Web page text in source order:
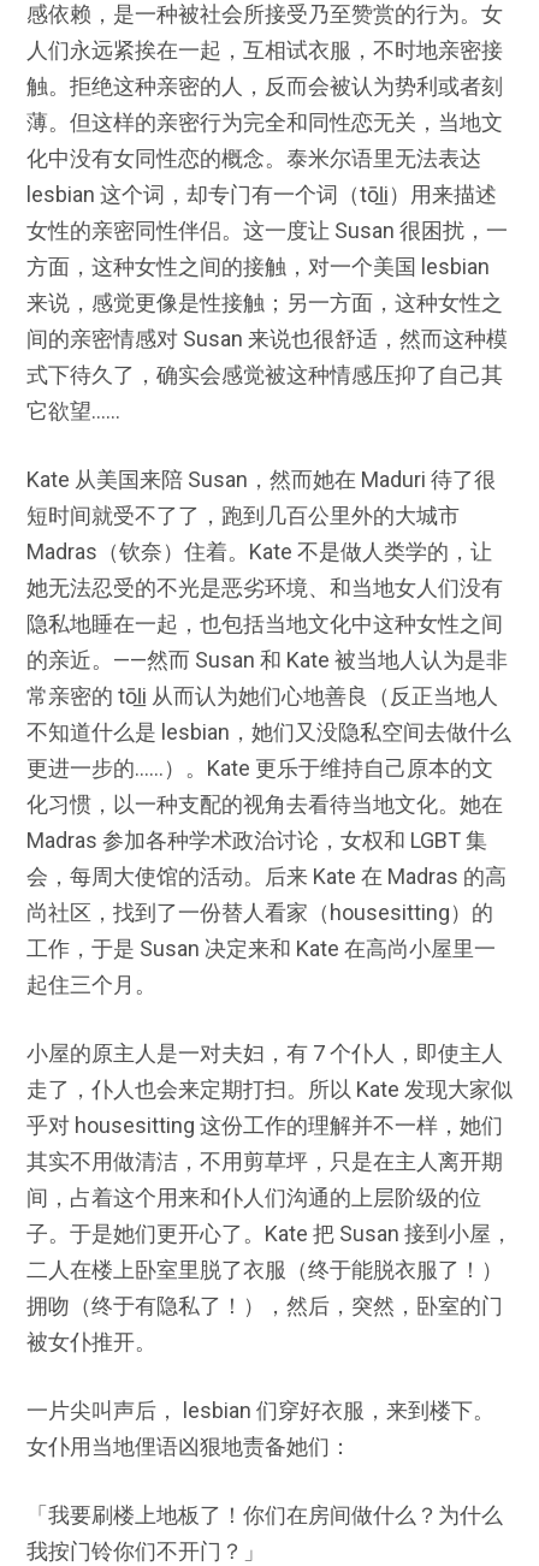
感依赖，是一种被社会所接受乃至赞赏的行为。女
人们永远紧挨在一起，互相试衣服，不时地亲密接
触。拒绝这种亲密的人，反而会被认为势利或者刻
薄。但这样的亲密行为完全和同性恋无关，当地文
化中没有女同性恋的概念。泰米尔语里无法表达
lesbian 这个词，却专门有一个词（tōl̲i）用来描述
女性的亲密同性伴侣。这一度让 Susan 很困扰，一
方面，这种女性之间的接触，对一个美国 lesbian
来说，感觉更像是性接触；另一方面，这种女性之
间的亲密情感对 Susan 来说也很舒适，然而这种模
式下待久了，确实会感觉被这种情感压抑了自己其
它欲望……
Kate 从美国来陪 Susan，然而她在 Maduri 待了很
短时间就受不了了，跑到几百公里外的大城市
Madras（钦奈）住着。Kate 不是做人类学的，让
她无法忍受的不光是恶劣环境、和当地女人们没有
隐私地睡在一起，也包括当地文化中这种女性之间
的亲近。——然而 Susan 和 Kate 被当地人认为是非
常亲密的 tōl̲i 从而认为她们心地善良（反正当地人
不知道什么是 lesbian，她们又没隐私空间去做什么
更进一步的……）。Kate 更乐于维持自己原本的文
化习惯，以一种支配的视角去看待当地文化。她在
Madras 参加各种学术政治讨论，女权和 LGBT 集
会，每周大使馆的活动。后来 Kate 在 Madras 的高
尚社区，找到了一份替人看家（housesitting）的
工作，于是 Susan 决定来和 Kate 在高尚小屋里一
起住三个月。
小屋的原主人是一对夫妇，有 7 个仆人，即使主人
走了，仆人也会来定期打扫。所以 Kate 发现大家似
乎对 housesitting 这份工作的理解并不一样，她们
其实不用做清洁，不用剪草坪，只是在主人离开期
间，占着这个用来和仆人们沟通的上层阶级的位
子。于是她们更开心了。Kate 把 Susan 接到小屋，
二人在楼上卧室里脱了衣服（终于能脱衣服了！）
拥吻（终于有隐私了！），然后，突然，卧室的门
被女仆推开。
一片尖叫声后， lesbian 们穿好衣服，来到楼下。
女仆用当地俚语凶狠地责备她们：
「我要刷楼上地板了！你们在房间做什么？为什么
我按门铃你们不开门？」